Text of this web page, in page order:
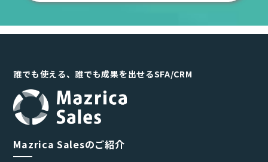
誰でも使える、誰でも成果を出せるSFA/CRM
Mazrica Salesのご紹介